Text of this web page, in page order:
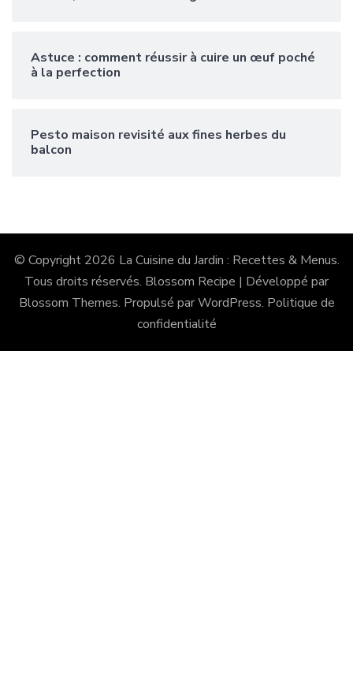
Astuce : comment réussir à cuire un œuf poché
à la perfection
Pesto maison revisité aux fines herbes du
balcon
© Copyright 2026 La Cuisine du Jardin : Recettes & Menus.
Tous droits réservés. Blossom Recipe | Développé par
Blossom Themes. Propulsé parWordPress. Politique de
confidentialité